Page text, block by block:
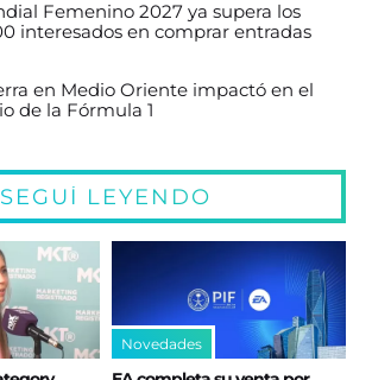
Femenino 2027 ya supera los
interesados en comprar entradas
en Medio Oriente impactó en el
de la Fórmula 1
SEGUÍ LEYENDO
Novedades